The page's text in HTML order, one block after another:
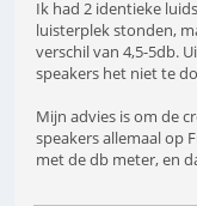
Ik had 2 identieke
luisterplek stonden,
verschil van 4,5-5db.
speakers het niet te
Mijn advies is om de
speakers allemaal op
met de db meter, en